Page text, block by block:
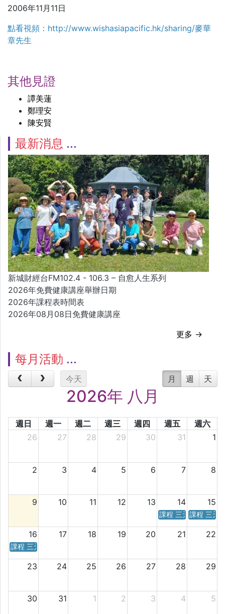
2006年11月11日
點看視頻：http://www.wishasiapacific.hk/sharing/麥華
章先生
其他見證
譚美蓮
鄭理安
陳安賢
最新消息
新城財經台FM102.4 - 106.3 – 自愈人生系列
2026年免費健康講座舉辦日期
2026年課程表時間表
2026年08月08日免費健康講座
更多 →
每月活動
今天 月 週 天
2026年 八月
週日 週一 週二 週三 週四 週五
週六
26
27 28 29 30 31 1
2 3 4 5 6 7 8
9 10 11 12 13 14 15
課程 三天／六天 時
課程 三天
16 17 18 19 20 21 22
課程 三天／六天 時間表
23 24 25 26 27 28 29
30 31 1 2 3 4 5